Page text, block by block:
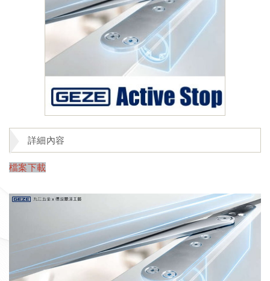
詳細內容
檔案下載